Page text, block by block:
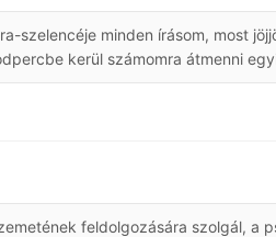
szelencéje minden írásom, most
kerül számomra átmenni
feldolgozására szolgál, a